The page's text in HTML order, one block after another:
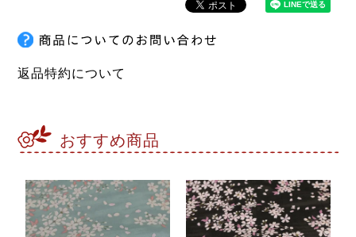
返品特約について
おすすめ商品